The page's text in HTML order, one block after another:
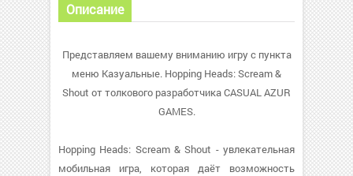
Описание
Представляем вашему вниманию игру с пункта
меню Казуальные. Hopping Heads: Scream &
Shout от толкового разработчика CASUAL AZUR
GAMES.
Hopping Heads: Scream & Shout - увлекательная
мобильная игра, которая даёт возможность